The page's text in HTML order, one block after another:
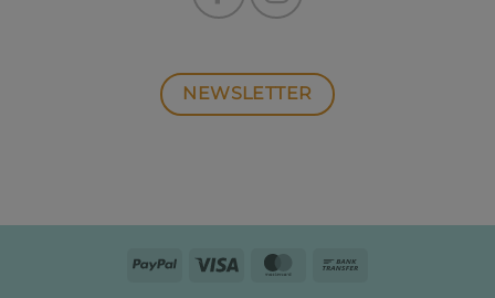
NEWSLETTER
PayPal Visa MasterCard